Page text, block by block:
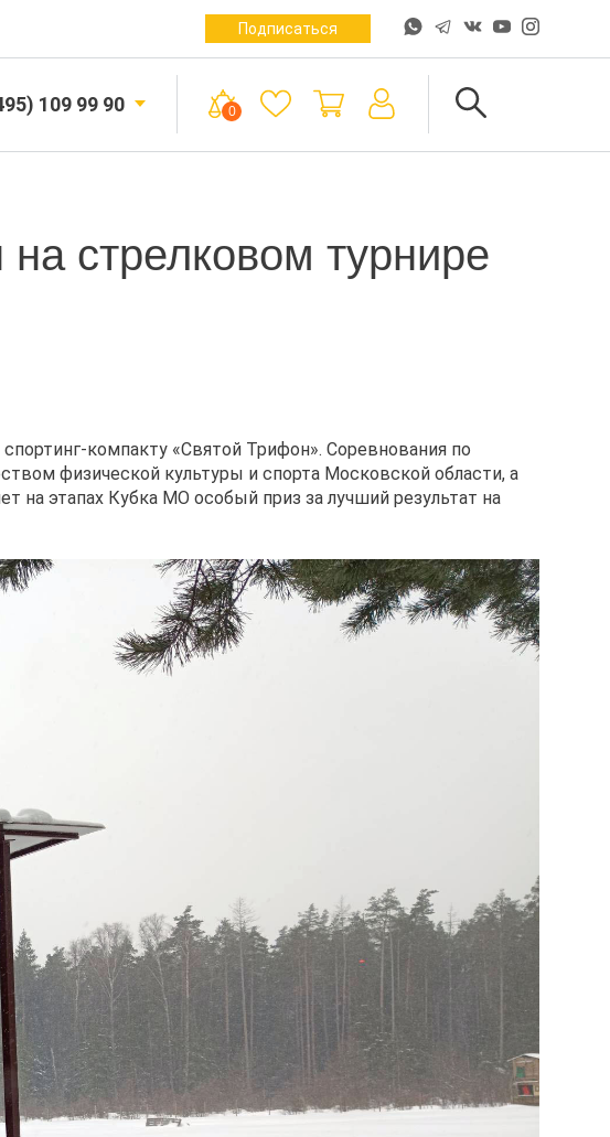
Подписаться
109 99 90 0
стрелковом турнире
компакту «Святой Трифон». Соревнования по
физической культуры и спорта Московской области, а
на этапах Кубка МО особый приз за лучший результат на